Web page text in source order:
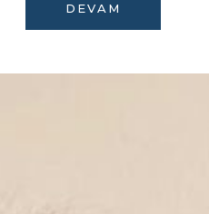
DEVAM